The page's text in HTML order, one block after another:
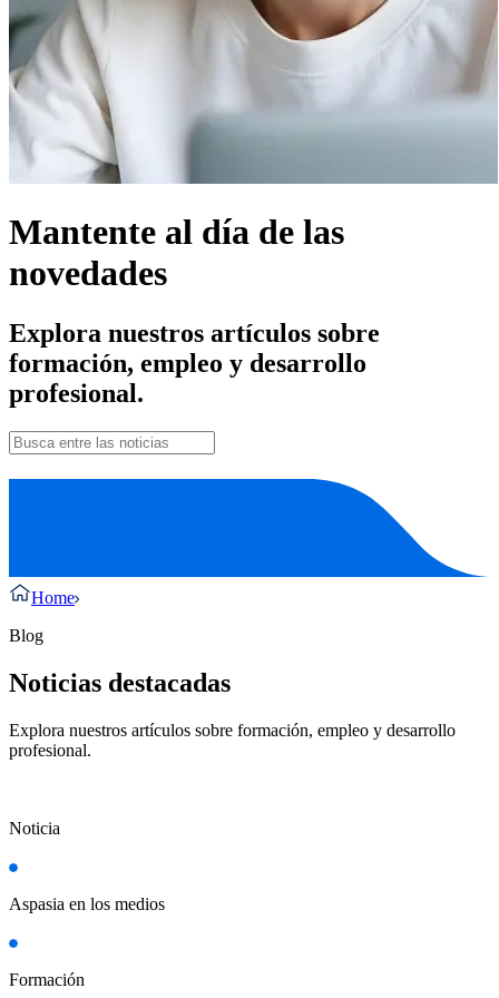
Mantente al día de las
novedades
Explora nuestros artículos sobre
formación, empleo y desarrollo
profesional.
Home
Blog
Noticias destacadas
Explora nuestros artículos sobre formación, empleo y desarrollo
profesional.
Noticia
Aspasia en los medios
Formación